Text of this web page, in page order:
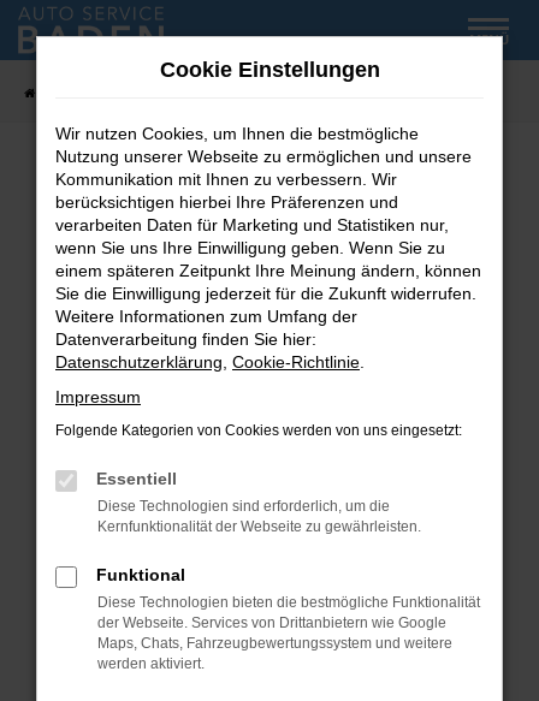
Zum
Hauptinhalt
MENÜ
Fehler: Network Error
Beim Laden ist ein Fehler aufgetreten.
Hier sind ein paar Tipps, die dir helfen können:
Überprüfe deine Firewall und deine
Internetverbindung.
Laden andere Webseiten, zum Beispiel deine
Suchmaschine?
Prüfe deine Browsererweiterungen.
können das Laden bestimmter Seiten
verhindern. Funktioniert die Seite in einem
Fenster?
Starte dein Gerät neu.
Das kann manchmal helfen, vorübergehende
Probleme zu beheben.
Cookie Einstellungen
Wir nutzen Cookies, um Ihnen die bestmögliche
Nutzung unserer Webseite zu ermöglichen und unsere
Kommunikation mit Ihnen zu verbessern. Wir
berücksichtigen hierbei Ihre Präferenzen und
verarbeiten Daten für Marketing und Statistiken nur,
wenn Sie uns Ihre Einwilligung geben. Wenn Sie zu
einem späteren Zeitpunkt Ihre Meinung ändern, können
Sie die Einwilligung jederzeit für die Zukunft widerrufen.
Weitere Informationen zum Umfang der
Datenverarbeitung finden Sie hier:
Datenschutzerklärung Cookie-Richtlinie
Impressum
Folgende Kategorien von Cookies werden von uns eingesetzt:
Essentiell
Diese Technologien sind erforderlich, um die
Kernfunktionalität der Webseite zu gewährleisten.
Funktional
Diese Technologien bieten die bestmögliche Funktionalität
der Webseite. Services von Drittanbietern wie Google
Maps, Chats, Fahrzeugbewertungssystem und weitere
werden aktiviert.